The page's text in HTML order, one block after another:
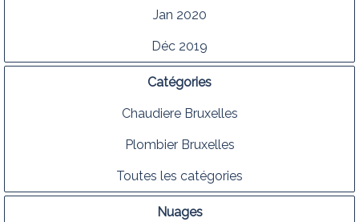
Jan 2020
Déc 2019
Catégories
Chaudiere Bruxelles
Plombier Bruxelles
Toutes les catégories
Nuages